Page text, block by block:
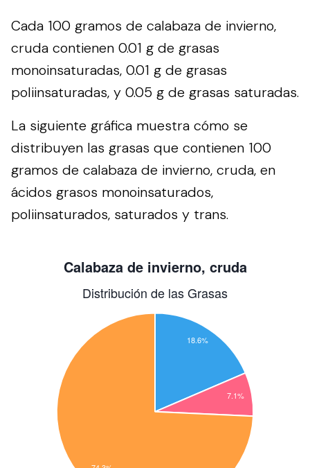
Cada 100 gramos de calabaza de invierno,
cruda contienen 0.01 g de grasas
monoinsaturadas, 0.01 g de grasas
poliinsaturadas, y 0.05 g de grasas saturadas.
La siguiente gráfica muestra cómo se
distribuyen las grasas que contienen 100
gramos de calabaza de invierno, cruda, en
ácidos grasos monoinsaturados,
poliinsaturados, saturados y trans.